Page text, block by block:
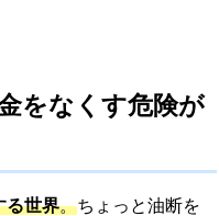
をなくす危険が
る世界。ちょっと油断を